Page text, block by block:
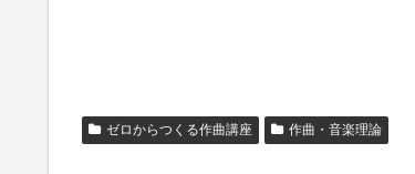
ゼロからつくる作曲講座 作曲・音楽理論